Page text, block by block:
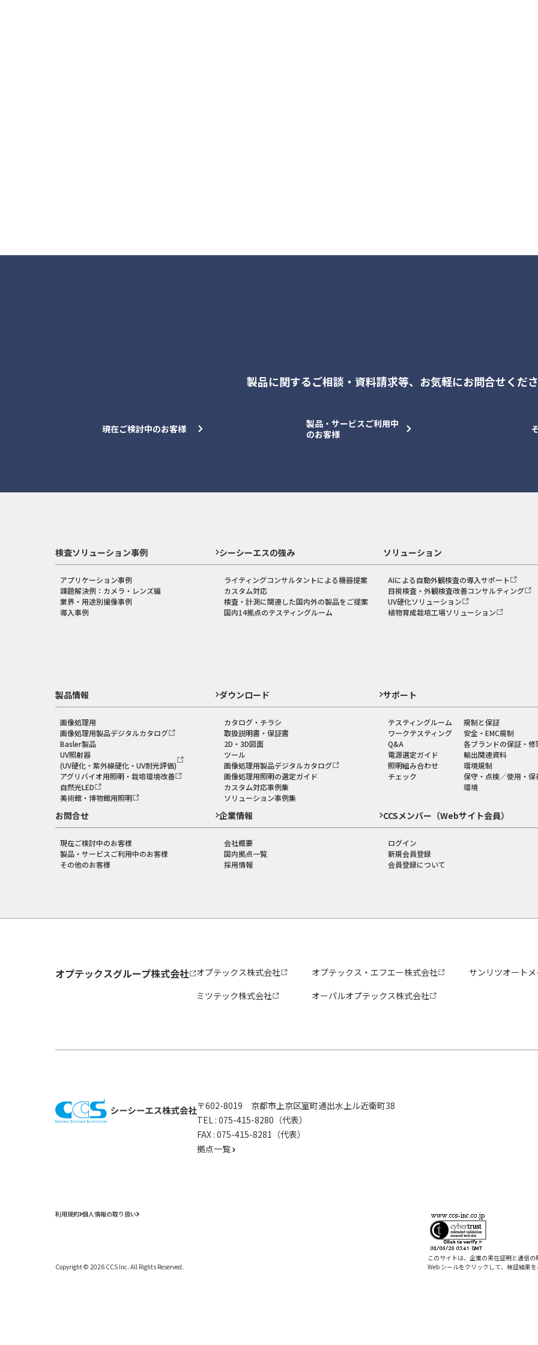
製品に関するご相談・資料請求等、 お気軽にお問合せくださ
現在ご検討中のお客様
製品・サービスご利用中
のお客様
検査ソリューション事例
アプリケーション事例
課題解決例：カメラ・レンズ編
業界・用途別撮像事例
導入事例
シーシーエスの強み
ライティングコンサルタントによる機器提案
カスタム対応
検査・計測に関連した国内外の製品をご提案
国内14拠点のテスティングルーム
ソリューション
AIによる自動外観検査の導入サポート
目視検査・外観検査改善コンサルティング
UV硬化ソリューション
植物育成栽培工場ソリューション
製品情報
画像処理用
画像処理用製品デジタルカタログ
Basler製品
UV照射器
(UV硬化・紫外線硬化・UV耐光評価)
アグリバイオ用照明・栽培環境改善
自然光LED
美術館・博物館用照明
ダウンロード
カタログ・チラシ
取扱説明書・保証書
2D・3D図面
ツール
画像処理用製品デジタルカタログ
画像処理用照明の選定ガイド
カスタム対応事例集
ソリューション事例集
サポート
テスティングルーム
ワークテスティング
Q&A
電源選定ガイド
照明組み合わせ
チェック
規制と保証
安全・EMC規制
各ブランドの保証・修
輸出関連資料
環境規制
保守・点検／使用・保
環境
お問合せ
現在ご検討中のお客様
製品・サービスご利用中のお客様
その他のお客様
企業情報
会社概要
国内拠点一覧
採用情報
CCSメンバー（Webサイト会員）
ログイン
新規会員登録
会員登録について
オプテックスグループ株式会社 オプテックス株式会社 オプテックス・エフエー株式会社
サンリツオート
ミツテック株式会社
オーパルオプテックス株式会社
〒602-8019 京都市上京区室町通出水上ル近衛町38
TEL : 075-415-8280（代表）
FAX : 075-415-8281（代表）
拠点一覧
利用規約 個人情報の取り扱い
Copyright © 2026 CCS Inc. All Rights Reserved.
このサイトは、企業の実在証明と通信
Web シールをクリックして、検証結果を